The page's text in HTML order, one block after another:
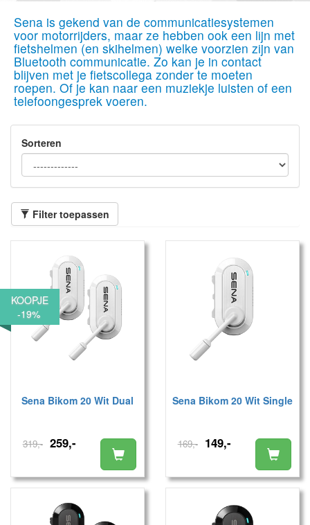
Sena is gekend van de communicatiesystemen
voor motorrijders, maar ze hebben ook een lijn met
fietshelmen (en skihelmen) welke voorzien zijn van
Bluetooth communicatie. Zo kan je in contact
blijven met je fietscollega zonder te moeten
roepen. Of je kan naar een muziekje luisten of een
telefoongesprek voeren.
Sorteren
Filter toepassen
Sena Bikom 20 Wit Dual
319,- 259,-
KOOPJE
-19%
Sena Bikom 20 Wit Single
169,- 149,-